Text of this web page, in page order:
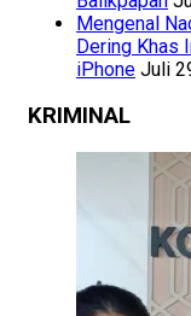
Mengenal
Dering Khas
iPhone Juli
KRIMINAL